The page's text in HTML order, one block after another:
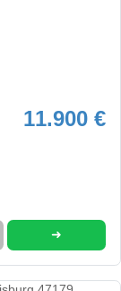
11.900 €
➜